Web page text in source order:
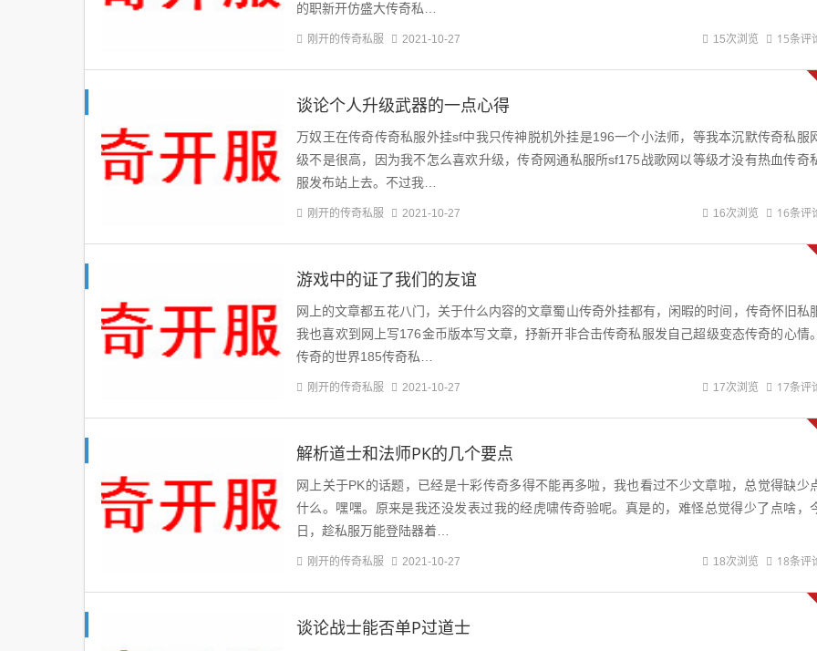
的职新开仿盛大传奇私…
刚开的传奇私服 2021-10-27 15次浏览 15条评
谈论个人升级武器的一点心得
万奴王在传奇传奇私服外挂sf中我只传神脱机外挂是196一个小法师，等我本沉默传奇私服
级不是很高，因为我不怎么喜欢升级，传奇网通私服所sf175战歌网以等级才没有热血传奇
服发布站上去。不过我…
刚开的传奇私服 2021-10-27 16次浏览 16条评
游戏中的证了我们的友谊
网上的文章都五花八门，关于什么内容的文章蜀山传奇外挂都有，闲暇的时间，传奇怀旧私
我也喜欢到网上写176金币版本写文章，抒新开非合击传奇私服发自己超级变态传奇的心情。
传奇的世界185传奇私…
刚开的传奇私服 2021-10-27 17次浏览 17条评
解析道士和法师PK的几个要点
网上关于PK的话题，已经是十彩传奇多得不能再多啦，我也看过不少文章啦，总觉得缺少
什么。嘿嘿。原来是我还没发表过我的经虎啸传奇验呢。真是的，难怪总觉得少了点啥，
日，趁私服万能登陆器着…
刚开的传奇私服 2021-10-27 18次浏览 18条评
谈论战士能否单P过道士